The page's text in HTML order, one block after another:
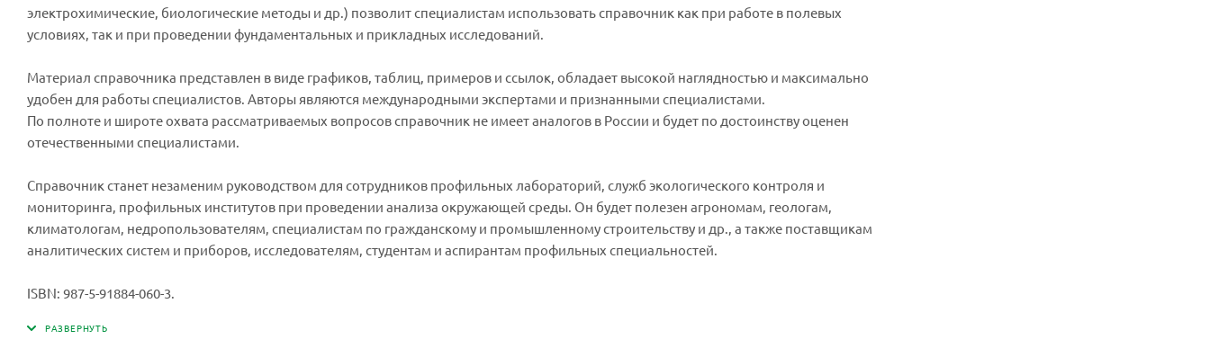
электрохимические, биологические методы и др.) позволит специалистам использовать справочник как при работе в полевых
условиях, так и при проведении фундаментальных и прикладных исследований.
Материал справочника представлен в виде графиков, таблиц, примеров и ссылок, обладает высокой наглядностью и максимально
удобен для работы специалистов. Авторы являются международными экспертами и признанными специалистами.
По полноте и широте охвата рассматриваемых вопросов справочник не имеет аналогов в России и будет по достоинству оценен
отечественными специалистами.
Справочник станет незаменим руководством для сотрудников профильных лабораторий, служб экологического контроля и
мониторинга, профильных институтов при проведении анализа окружающей среды. Он будет полезен агрономам, геологам,
климатологам, недропользователям, специалистам по гражданскому и промышленному строительству и др., а также поставщикам
аналитических систем и приборов, исследователям, студентам и аспирантам профильных специальностей.
ISBN: 987-5-91884-060-3.